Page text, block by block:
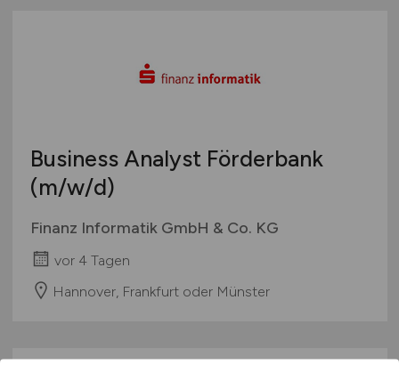
Business Analyst Förderbank
(m/w/d)
Finanz Informatik GmbH & Co. KG
vor 4 Tagen
Hannover, Frankfurt oder Münster